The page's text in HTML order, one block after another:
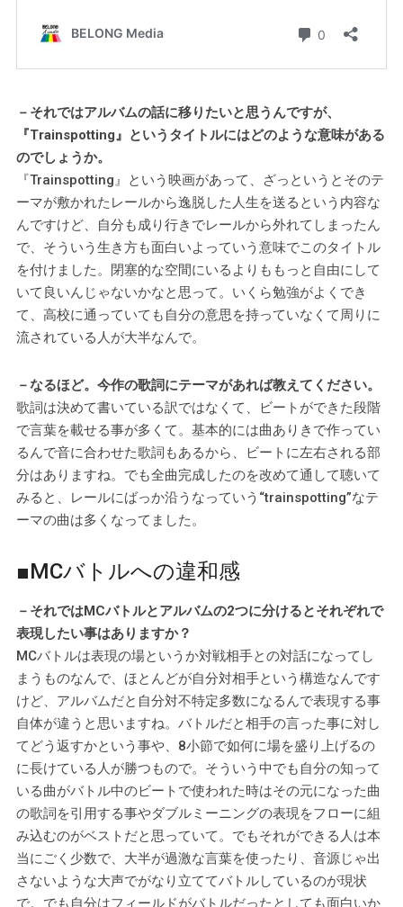
－それではアルバムの話に移りたいと思うんですが、
『Trainspotting』というタイトルにはどのような意味がある
のでしょうか。
『Trainspotting』という映画があって、ざっというとそのテ
ーマが敷かれたレールから逸脱した人生を送るという内容な
んですけど、自分も成り行きでレールから外れてしまったん
で、そういう生き方も面白いよっていう意味でこのタイトル
を付けました。閉塞的な空間にいるよりももっと自由にして
いて良いんじゃないかなと思って。いくら勉強がよくでき
て、高校に通っていても自分の意思を持っていなくて周りに
流されている人が大半なんで。
－なるほど。今作の歌詞にテーマがあれば教えてください。
歌詞は決めて書いている訳ではなくて、ビートができた段階
で言葉を載せる事が多くて。基本的には曲ありきで作ってい
るんで音に合わせた歌詞もあるから、ビートに左右される部
分はありますね。でも全曲完成したのを改めて通して聴いて
みると、レールにばっか沿うなっていう“trainspotting”なテ
ーマの曲は多くなってました。
■MCバトルへの違和感
－それではMCバトルとアルバムの2つに分けるとそれぞれで
表現したい事はありますか？
MCバトルは表現の場というか対戦相手との対話になってし
まうものなんで、ほとんどが自分対相手という構造なんです
けど、アルバムだと自分対不特定多数になるんで表現する事
自体が違うと思いますね。バトルだと相手の言った事に対し
てどう返すかという事や、8小節で如何に場を盛り上げるの
に長けている人が勝つもので。そういう中でも自分の知って
いる曲がバトル中のビートで使われた時はその元になった曲
の歌詞を引用する事やダブルミーニングの表現をフローに組
み込むのがベストだと思っていて。でもそれができる人は本
当にごく少数で、大半が過激な言葉を使ったり、音源じゃ出
さないような大声でがなり立ててバトルしているのが現状